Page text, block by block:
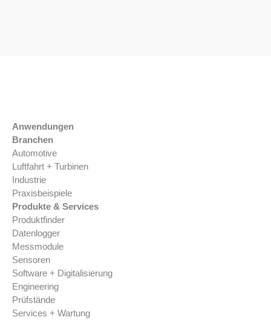
Anwendungen
Branchen
Automotive
Luftfahrt + Turbinen
Industrie
Praxisbeispiele
Produkte & Services
Produktfinder
Datenlogger
Messmodule
Sensoren
Software + Digitalisierung
Engineering
Prüfstände
Services + Wartung